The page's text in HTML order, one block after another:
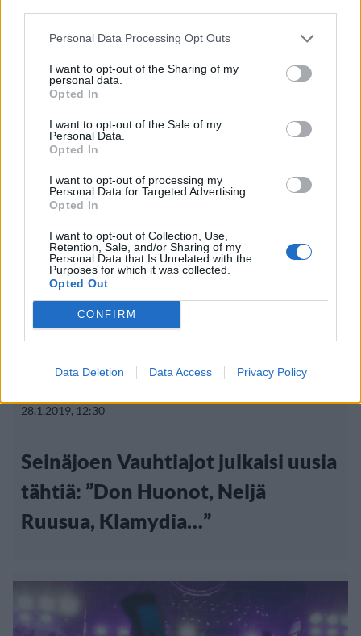
Personal Data Processing Opt Outs
I want to opt-out of the Sharing of my
personal data.
Opted In
I want to opt-out of the Sale of my
Personal Data.
Opted In
I want to opt-out of processing my
Personal Data for Targeted Advertising.
Opted In
I want to opt-out of Collection, Use,
Retention, Sale, and/or Sharing of my
Personal Data that Is Unrelated with the
Purposes for which it was collected.
Opted Out
CONFIRM
Data Deletion Data Access Privacy Policy
Seinäjoen Vauhtiajot palaavat
tutulle paikalleen – esiintymässä
Tehosekoitin, Haloo Helsinki,
Viihdeuutiset
28.1.2019, 12:30
Seinäjoen Vauhtiajot julkaisi uusia
tähtiä: ”Don Huonot, Neljä
Ruusua, Klamydia…”